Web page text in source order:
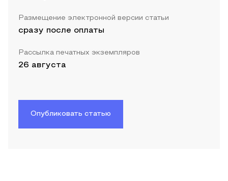
Размещение электронной версии статьи
сразу после оплаты
Рассылка печатных экземпляров
26 августа
Опубликовать статью